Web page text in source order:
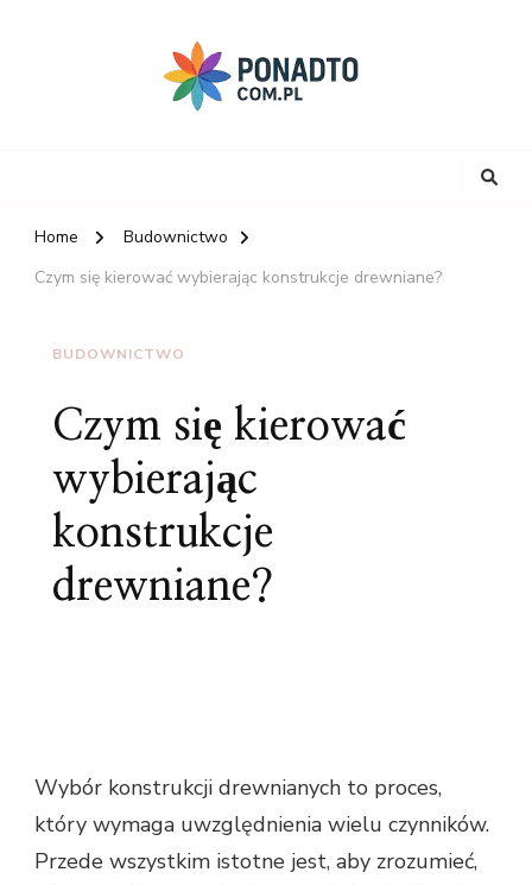
Home
Budownictwo
Czym się kierować wybierając konstrukcje drewniane?
BUDOWNICTWO
Czym się kierować
wybierając
konstrukcje
drewniane?
Wybór konstrukcji drewnianych to proces,
który wymaga uwzględnienia wielu czynników.
Przede wszystkim istotne jest, aby zrozumieć,